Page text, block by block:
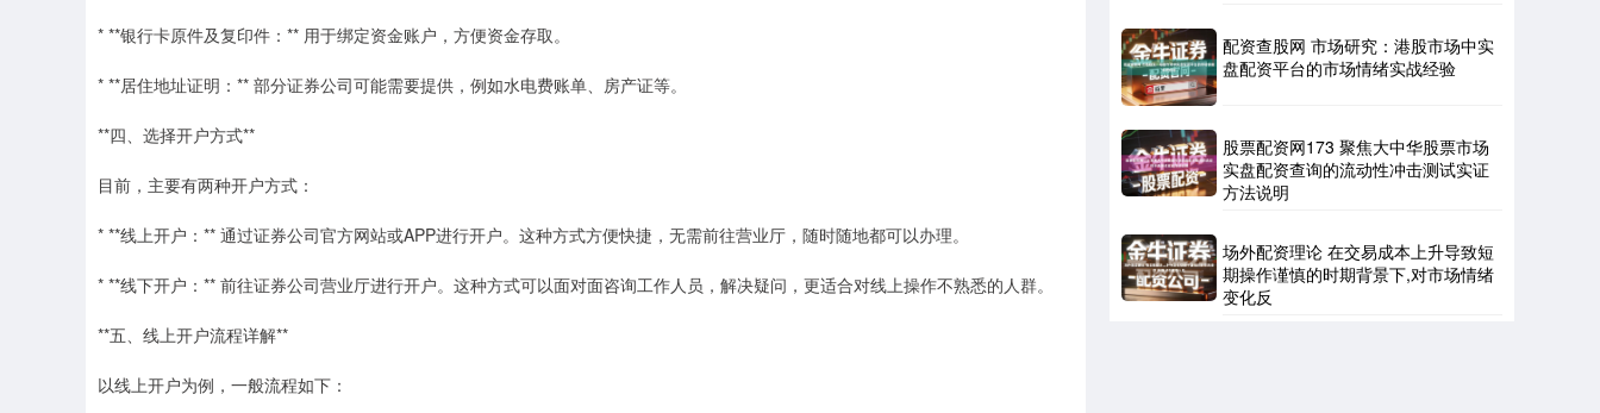
* **银行卡原件及复印件：** 用于绑定资金账户，方便资金存取。
* **居住地址证明：** 部分证券公司可能需要提供，例如水电费账单、房产证等。
**四、选择开户方式**
目前，主要有两种开户方式：
* **线上开户：** 通过证券公司官方网站或APP进行开户。这种方式方便快捷，无需前往营业厅，随时随地都可以办理。
* **线下开户：** 前往证券公司营业厅进行开户。这种方式可以面对面咨询工作人员，解决疑问，更适合对线上操作不熟悉的人群。
**五、线上开户流程详解**
以线上开户为例，一般流程如下：
北证50
配资查股网 市场研究：港股市场中实
盘配资平台的市场情绪实战经验
股票配资网173 聚焦大中华股票市场
实盘配资查询的流动性冲击测试实证
方法说明
场外配资理论 在交易成本上升导致短
期操作谨慎的时期背景下,对市场情绪
变化反